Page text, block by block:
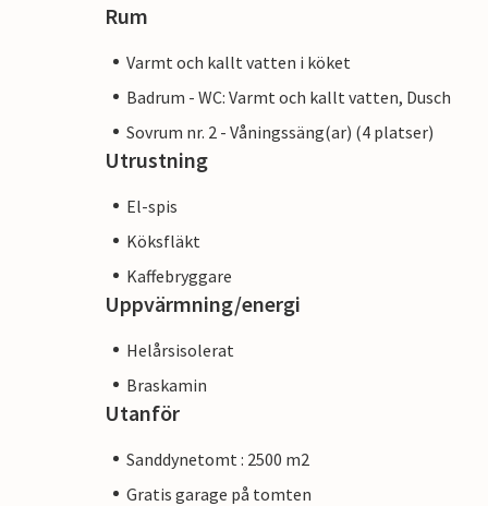
Rum
Varmt och kallt vatten i köket
Badrum - WC: Varmt och kallt vatten, Dusch
Sovrum nr. 2 - Våningssäng(ar) (4 platser)
Utrustning
El-spis
Köksfläkt
Kaffebryggare
Uppvärmning/energi
Helårsisolerat
Braskamin
Utanför
Sanddynetomt : 2500 m2
Gratis garage på tomten